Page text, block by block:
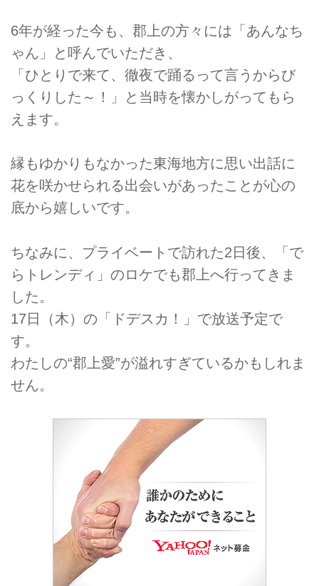
6年が経った今も、郡上の方々には「あんなち
ゃん」と呼んでいただき、
「ひとりで来て、徹夜で踊るって言うからび
っくりした～！」と当時を懐かしがってもら
えます。
縁もゆかりもなかった東海地方に思い出話に
花を咲かせられる出会いがあったことが心の
底から嬉しいです。
ちなみに、プライベートで訪れた2日後、「で
らトレンディ」のロケでも郡上へ行ってきま
した。
17日（木）の「ドデスカ！」で放送予定で
す。
わたしの“郡上愛”が溢れすぎているかもしれま
せん。